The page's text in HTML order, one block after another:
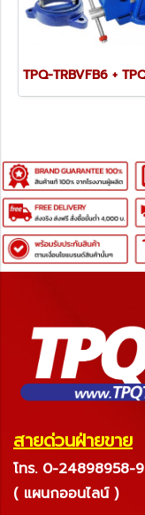
สายด่วนฝ่ายขาย
โทร. 0-24898958-9
( แผนกออนไลน์ )